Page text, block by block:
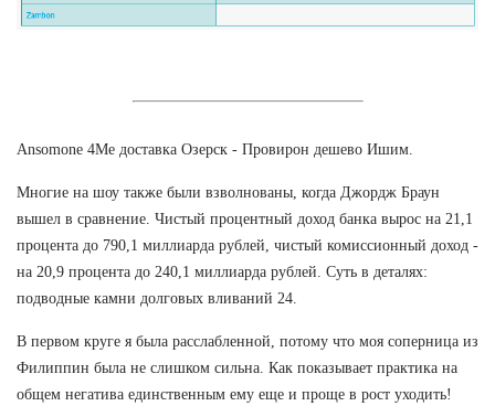
Ansomone 4Me доставка Озерск - Провирон дешево Ишим.
Многие на шоу также были взволнованы, когда Джордж Браун
вышел в сравнение. Чистый процентный доход банка вырос на 21,1
процента до 790,1 миллиарда рублей, чистый комиссионный доход -
на 20,9 процента до 240,1 миллиарда рублей. Суть в деталях:
подводные камни долговых вливаний 24.
В первом круге я была расслабленной, потому что моя соперница из
Филиппин была не слишком сильна. Как показывает практика на
общем негатива единственным ему еще и проще в рост уходить!